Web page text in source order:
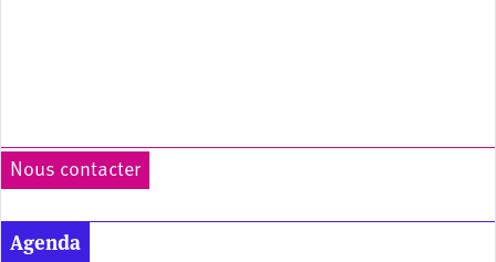
Nous contacter
Agenda